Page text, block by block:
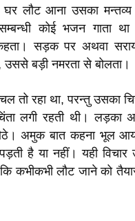
घर लौट आना उसका मन्तव्य
कोई भजन गाता था
सड़क पर अथवा
उससे बड़ी नमरता से बोलता।
तो रहा था, परन्तु उसका
लगी रहती थी। लड़का
अमुक बात कहना भूल
है या नहीं। यही विचार
कभीकभी लौट जाने को